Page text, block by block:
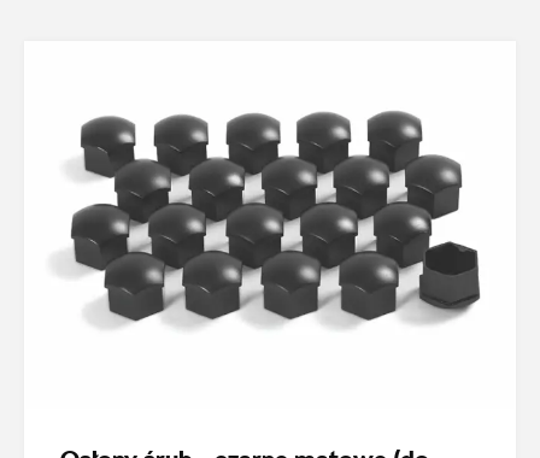
ul. 3 Maja 60, Sosnowiec
+48 326 303 149
magazyn.sosnowiec@autosliwka.pl
Auto Śliwka